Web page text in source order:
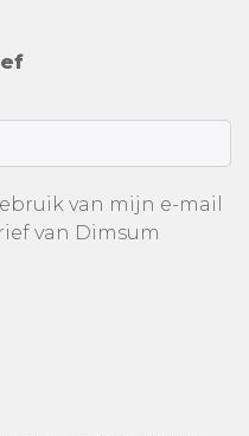
van mijn e-mail
van Dimsum